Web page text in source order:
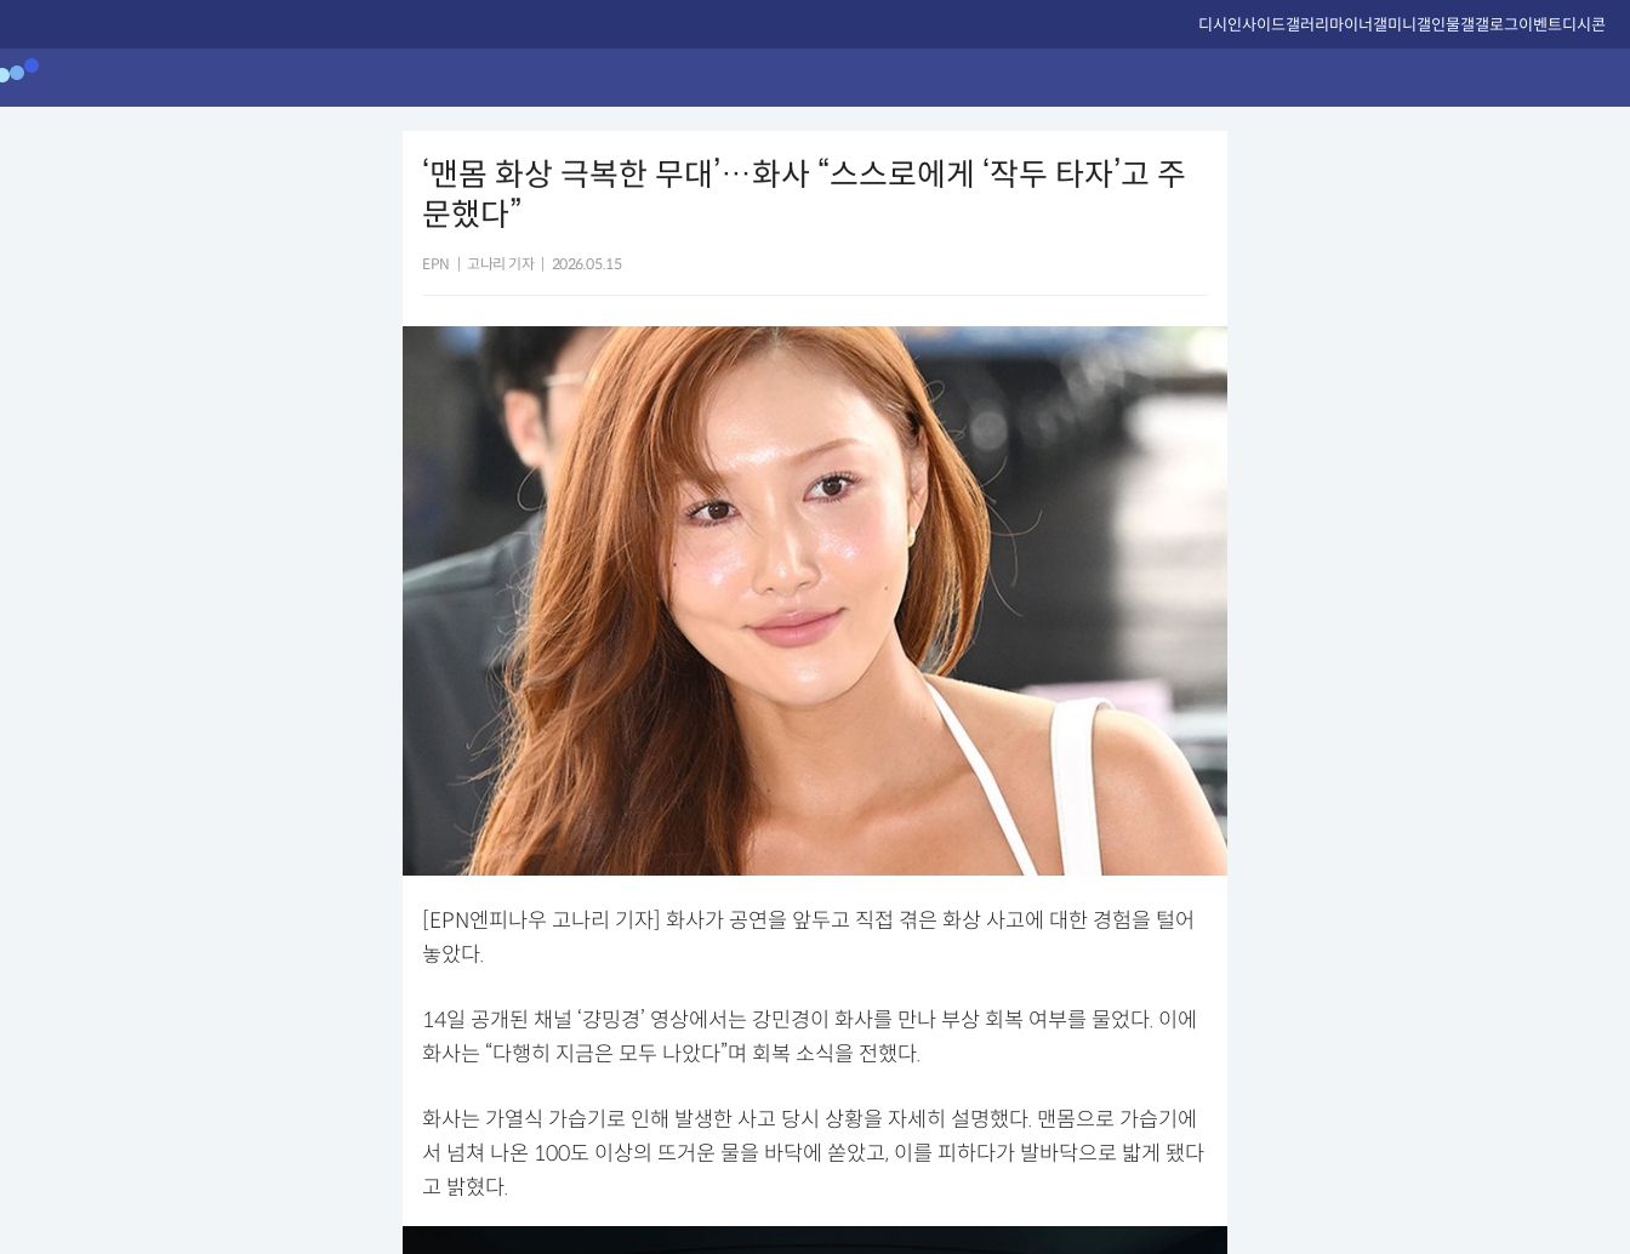
디시인사이드갤러리마이너갤미니갤인물갤갤로그이벤트디시콘
‘맨몸 화상 극복한 무대’…화사 “스스로에게 ‘작두 타자’고 주
문했다”
EPN 고나리 기자 2026.05.15
[EPN엔피나우 고나리 기자] 화사가 공연을 앞두고 직접 겪은 화상 사고에 대한 경험을 털어
놓았다.
14일 공개된 채널 ‘걍밍경’ 영상에서는 강민경이 화사를 만나 부상 회복 여부를 물었다. 이에
화사는 “다행히 지금은 모두 나았다”며 회복 소식을 전했다.
화사는 가열식 가습기로 인해 발생한 사고 당시 상황을 자세히 설명했다. 맨몸으로 가습기에
서 넘쳐 나온 100도 이상의 뜨거운 물을 바닥에 쏟았고, 이를 피하다가 발바닥으로 밟게 됐다
고 밝혔다.